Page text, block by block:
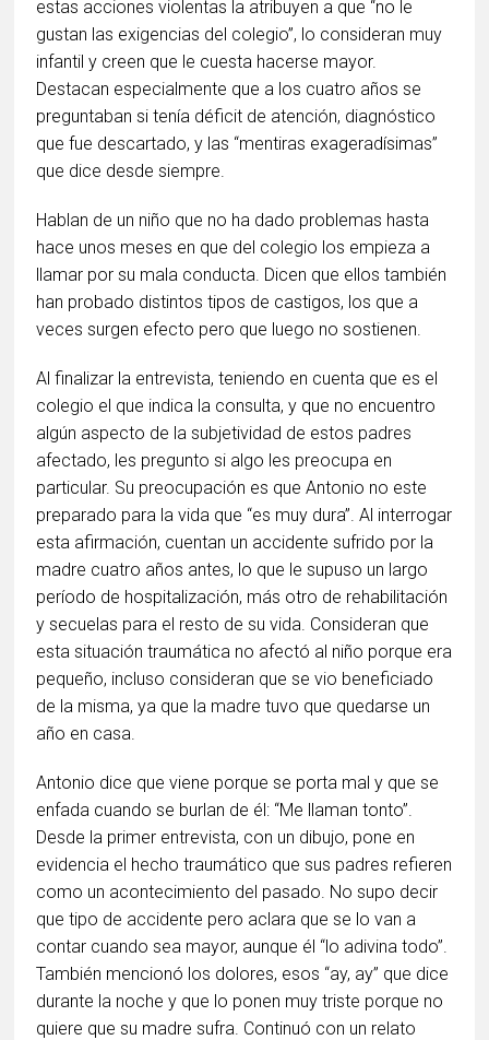
estas acciones violentas la atribuyen a que “no le
gustan las exigencias del colegio”, lo consideran muy
infantil y creen que le cuesta hacerse mayor.
Destacan especialmente que a los cuatro años se
preguntaban si tenía déficit de atención, diagnóstico
que fue descartado, y las “mentiras exageradísimas”
que dice desde siempre.
Hablan de un niño que no ha dado problemas hasta
hace unos meses en que del colegio los empieza a
llamar por su mala conducta. Dicen que ellos también
han probado distintos tipos de castigos, los que a
veces surgen efecto pero que luego no sostienen.
Al finalizar la entrevista, teniendo en cuenta que es el
colegio el que indica la consulta, y que no encuentro
algún aspecto de la subjetividad de estos padres
afectado, les pregunto si algo les preocupa en
particular. Su preocupación es que Antonio no este
preparado para la vida que “es muy dura”. Al interrogar
esta afirmación, cuentan un accidente sufrido por la
madre cuatro años antes, lo que le supuso un largo
período de hospitalización, más otro de rehabilitación
y secuelas para el resto de su vida. Consideran que
esta situación traumática no afectó al niño porque era
pequeño, incluso consideran que se vio beneficiado
de la misma, ya que la madre tuvo que quedarse un
año en casa.
Antonio dice que viene porque se porta mal y que se
enfada cuando se burlan de él: “Me llaman tonto”.
Desde la primer entrevista, con un dibujo, pone en
evidencia el hecho traumático que sus padres refieren
como un acontecimiento del pasado. No supo decir
que tipo de accidente pero aclara que se lo van a
contar cuando sea mayor, aunque él “lo adivina todo”.
También mencionó los dolores, esos “ay, ay” que dice
durante la noche y que lo ponen muy triste porque no
quiere que su madre sufra. Continuó con un relato